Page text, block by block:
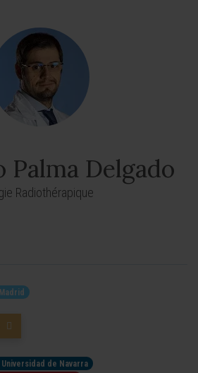
Palma Delgado
Radiothérapique
de Navarra